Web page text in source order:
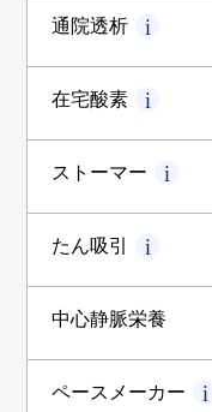
通院透析
在宅酸素
ストーマー
たん吸引
中心静脈栄養
ペースメーカー